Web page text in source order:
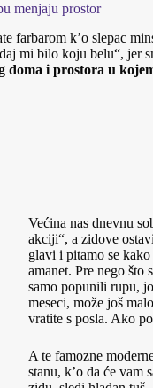
menjaju prostor
k’o slepac
mi bilo koju belu“,
i prostora u
Većina nas dnevnu
akciji“, a zidove
glavi i pitamo se
amanet. Pre nego što
samo popunili rupu,
meseci, može još
vratite s posla. Ako
A te famozne
stanu, k’o da će vam